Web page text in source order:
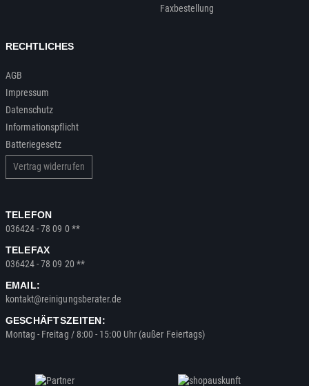
Faxbestellung
RECHTLICHES
AGB
Impressum
Datenschutz
Informationspflicht
Batteriegesetz
Vertrag widerrufen
TELEFON
036424 - 78 09 0 **
TELEFAX
036424 - 78 09 20 **
EMAIL:
kontakt@reinigungsberater.de
GESCHÄFTSZEITEN:
Montag - Freitag / 8:00 - 15:00 Uhr (außer Feiertags)